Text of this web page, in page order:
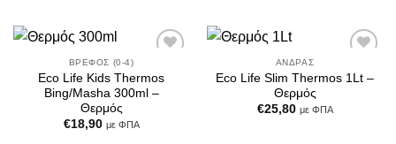
Wishlist
ΒΡΈΦΟΣ (0-4)
Eco Life Kids Thermos
Bing/Masha 300ml –
Θερμός
€18,90 με ΦΠΑ
Wishlist
ΆΝΔΡΑΣ
Eco Life Slim Thermos 1Lt –
Θερμός
€25,80 με ΦΠΑ